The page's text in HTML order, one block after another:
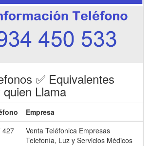
✅ Equivalentes
Llama
Empresa
427
Venta Teléfonica Empresas
Telefonía, Luz y Servicios Médicos